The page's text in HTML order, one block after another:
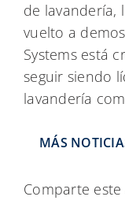
de lavandería,
vuelto a
Systems está
seguir siendo
lavandería
MÁS
Comparte